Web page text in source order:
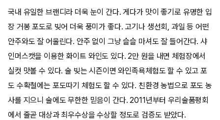
국내 유일한 브랜디라 더욱 눈이 간다. 게다가 맛이 좋기로 유명한 입
장 거봉 포도로 빚어 더욱 풍미가 좋다. 고기나 생선회, 과일 등 어떤
안주와도 잘 어울린다. 안주 없이 그냥 슬슬 마셔도 잘 들어간다. 샤
인머스캣을 이용한 화이트 와인도 있다. 2만 원을 내면 체험장에서
실컷 맛볼 수 있다. 술 빚는 시즌이면 와인족욕체험도 할 수 있고 포
도 수확철에는 포도따기 체험도 할 수 있다. 친환경 농법으로 포도 농
사를 지으니 술에도 무한한 믿음이 간다. 2011년부터 우리술품평회
에서 줄곧 대상과 최우수상을 수상할 정도로 검증도 받았다.